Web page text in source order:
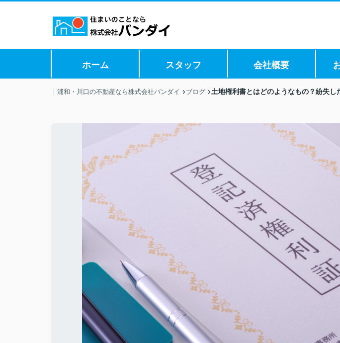
ホーム スタッフ 会社概要
｜浦和・川口の不動産なら株式会社バンダイ ブログ 土地権利書とはどのようなもの？紛失し